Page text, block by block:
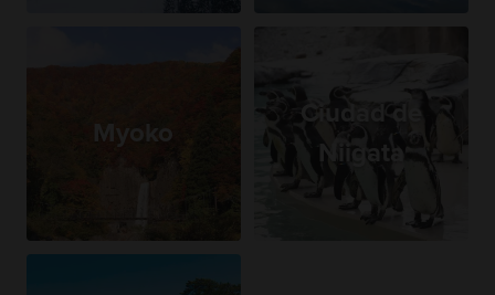
Myoko
Ciudad de
Niigata